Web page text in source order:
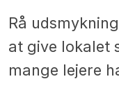
Rå
at give lokalet
mange lejere